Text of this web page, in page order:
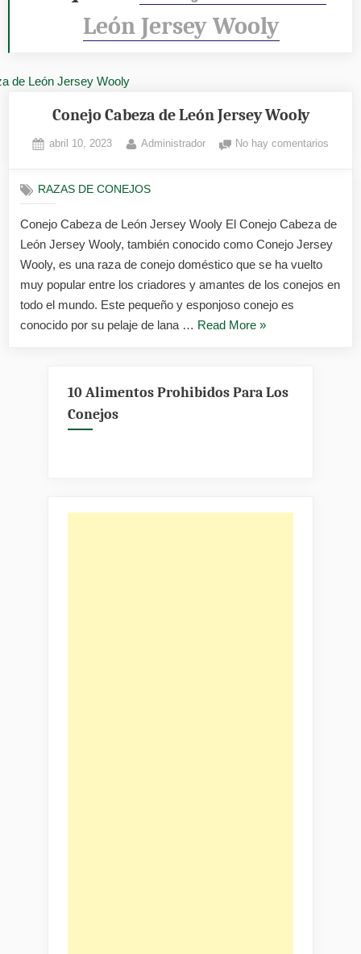
León Jersey Wooly
Conejo Cabeza de León Jersey Wooly
Posted
abril 10, 2023 By
Administrador No hay comentarios
Jersey
Wooly
RAZAS DE CONEJOS
Conejo Cabeza de León Jersey Wooly El Conejo Cabeza de
León Jersey Wooly, también conocido como Conejo Jersey
Wooly, es una raza de conejo doméstico que se ha vuelto
muy popular entre los criadores y amantes de los conejos en
todo el mundo. Este pequeño y esponjoso conejo es
conocido por su pelaje de lana … Read More«Conejo
León
»
10 Alimentos Prohibidos Para Los
Conejos